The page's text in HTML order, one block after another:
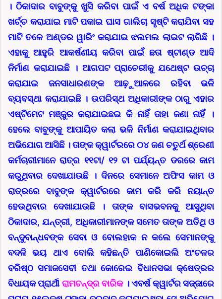
। ଠିକାଦାର ବାବୁଙ୍କୁ ଖୁସି କରିବା ପାଇଁ ଏ ବର୍ଷ ଅଧିକ ଟଙ୍କା
ଖର୍ଚ୍ଚ କରାଯାଇ ମାଟି ପକାଇ ଘାସ ଗାଲିଚା ସୃଷ୍ଟି କରାଯିବା ସହ
ମାଟି ତଳେ ଅଣ୍ଡର ୱାରିଂ କରାଯାଇ ଝଲମଲ ଲାଇଟ ଲାଗିଛି ।
ଏହାକୁ ଆହୁରି ଆକର୍ଷଣୀୟ କରିବା ପାଇଁ ଛତା ଷ୍ଟାଣ୍ଡ ଆଦି
ନିର୍ମାଣ କରାଯାଇଛି । ଆଗପଟ ପ୍ରାଚେରୀକୁ ଯଥେଷ୍ଟ ଉଚ୍ଚା
କରାଯାଇ ଜନସାଧାରଣଙ୍କ ଆଢ଼ୁଆଳରେ ରହିବା ଭଳି
ବ୍ୟବସ୍ଥା କରାଯାଇଛି । ଉପରିସ୍ଥ ଅଧିକାରୀଙ୍କ ଠାରୁ ଏହାର
ଏଷ୍ଟିମେଟ ମଞ୍ଜୁର କରାଯାଇଛଇ କି ନାହିଁ ତାହା ଜଣା ନାହିଁ ।
ହେଲେ ବାବୁଙ୍କୁ ଆପାୟିତ କଲା ଭଳି ନିର୍ମାଣ କରାଯାଇଥିବାର
ଅଭିଯୋଗ ଆସିଛି । ତାଙ୍କ କ୍ୱାର୍ଟରରେ ୦୪ ଜଣ ଚତୁର୍ଥ ଶ୍ରେଣୀ
କର୍ମଚାରୀମାନେ ରାତ୍ର ୧୧ଟା/ ୧୨ ଟା ପର୍ଯ୍ୟନ୍ତ ଡରରେ କାମ
କରୁଥିବାର ଦେଖାଯାଉଛି । ଦିନରେ ସେମାନେ ଅଫିସ କାମ ଓ
ରାତ୍ରରେ ବାବୁଙ୍କ କ୍ୱାର୍ଟରରେ କାମ କରି କରି ନୟାନ୍ତ
ହେଉଥିବାର ଦେଖାଯାଉଛି । ତାଙ୍କ ବାସଭବନକୁ ଆସୁଥିବା
ଠିକାଦାର, ଯନ୍ତ୍ରୀ, ଅଧିକାରୀମାନଙ୍କ ସମେତ ତାଙ୍କ ଅତିଥି ଓ
ବନ୍ଦୁବାନ୍ଧବଙ୍କ ସେବା ଓ ବୋଲହାକ ନ କଲେ ସେମାନଙ୍କୁ
ବଦଳି ଭୟ ଥାଏ ବୋଲି କହିଛନ୍ତି ପାଣିକୋଇଲି ଅଂଚଳର
ବରିଷ୍ଠ ସମାଜସେବୀ ତଥା କୋରେଇ ବିଧାନସଭା କ୍ଷେତ୍ରର
ବିଧାୟକ ପ୍ରାର୍ଥୀ ରାମଚନ୍ଦ୍ର ବାରିକ। ଏବର୍ଷ କ୍ୱାର୍ଟର ସଜ୍ଜାରେ